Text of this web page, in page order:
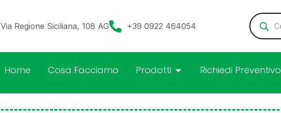
Via Regione Siciliana, 108 AG +39 0922 464054
Home Cosa Facciamo Prodotti Richiedi Preventivo